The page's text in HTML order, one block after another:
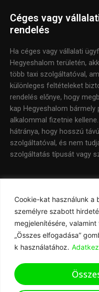
Cookie-kat használunk a
személyre szabott
megjelenítésére,
„Összes elfogadása”
k használatához.
Céges vagy
rendelés
Ha céges vagy vállalati
Hegyeshalom területén,
több taxi szolgáltatóval,
különleges feltételeket
rendelés előnye, hogy
kap Hegyeshalom bármely
alkalommal fizetnie
hátránya, hogy hosszú
szolgáltatóval, és nem
szolgáltatás típusát vagy
Tartalomjegyzék